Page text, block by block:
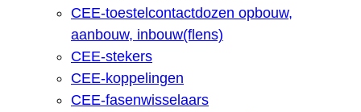
CEE-toestelcontactdozen opbouw,
aanbouw, inbouw(flens)
CEE-stekers
CEE-koppelingen
CEE-fasenwisselaars